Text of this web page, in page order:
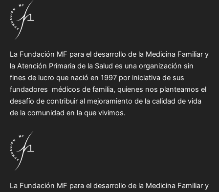
La Fundación MF para el desarrollo de la Medicina Familiar y
la Atención Primaria de la Salud es una organización sin
fines de lucro que nació en 1997 por iniciativa de sus
fundadores médicos de familia, quienes nos planteamos el
desafío de contribuir al mejoramiento de la calidad de vida
de la comunidad en la que vivimos.
La Fundación MF para el desarrollo de la Medicina Familiar y